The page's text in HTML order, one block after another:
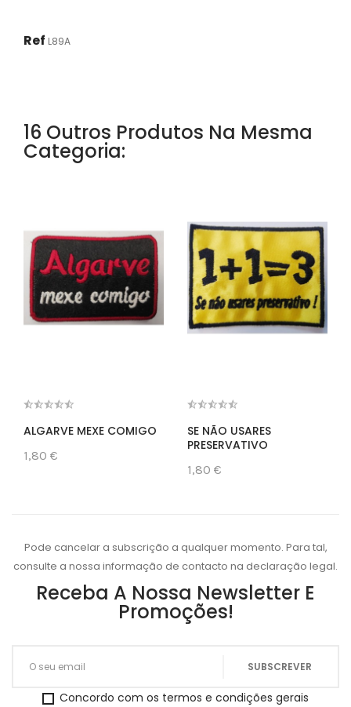
Ref L89A
16 Outros Produtos Na Mesma
Categoria:
ALGARVE MEXE COMIGO
1,80 €
SE NÃO USARES
PRESERVATIVO
1,80 €
Pode cancelar a subscrição a qualquer momento. Para tal,
consulte a nossa informação de contacto na declaração legal.
Receba A Nossa Newsletter E
Promoções!
Concordo com os termos e condições gerais